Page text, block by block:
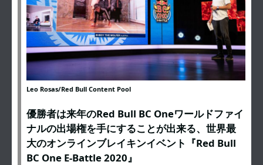
Leo Rosas/Red Bull Content Pool
優勝者は来年のRed Bull BC Oneワールドファイ
ナルの出場権を手にすることが出来る、世界最
大のオンラインブレイキンイベント『Red Bull
BC One E-Battle 2020』